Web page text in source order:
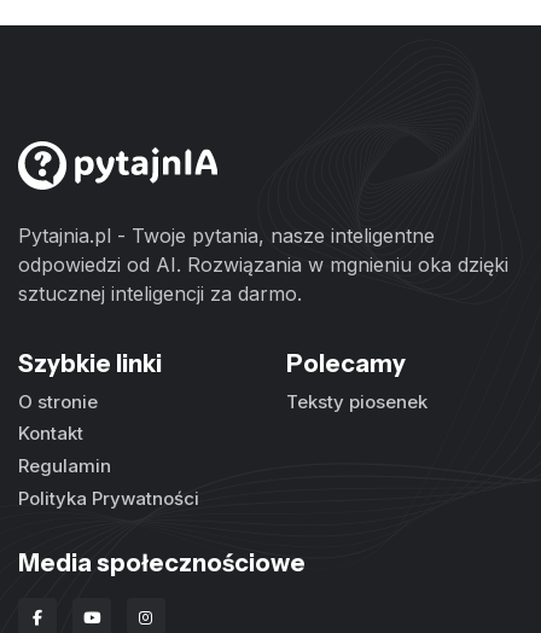
Pytajnia.pl - Twoje pytania, nasze inteligentne
odpowiedzi od AI. Rozwiązania w mgnieniu oka dzięki
sztucznej inteligencji za darmo.
Szybkie linki
O stronie
Kontakt
Regulamin
Polityka Prywatności
Polecamy
Teksty piosenek
Media społecznościowe